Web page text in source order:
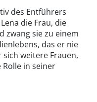
des Entführers
die Frau, die
zwang sie zu einem
das er nie
weitere Frauen,
in seiner